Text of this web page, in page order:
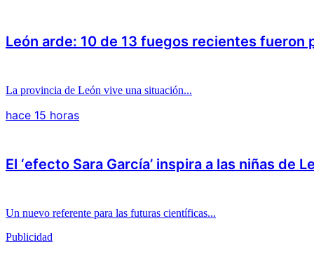
León arde: 10 de 13 fuegos recientes fueron
La provincia de León vive una situación...
hace 15 horas
El ‘efecto Sara García’ inspira a las niñas de
Un nuevo referente para las futuras científicas...
Publicidad